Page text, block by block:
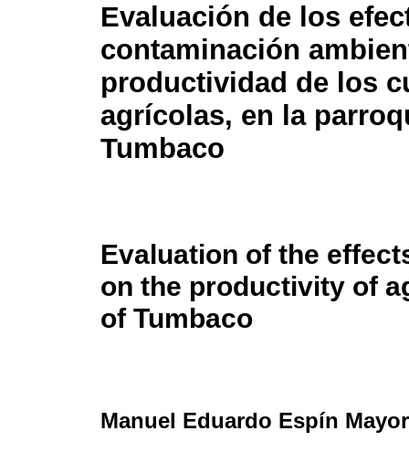
Evaluación de los
contaminación
productividad de los
agrícolas, en la
Tumbaco
Evaluation of the
on the productivity of
of Tumbaco
Manuel Eduardo Espín